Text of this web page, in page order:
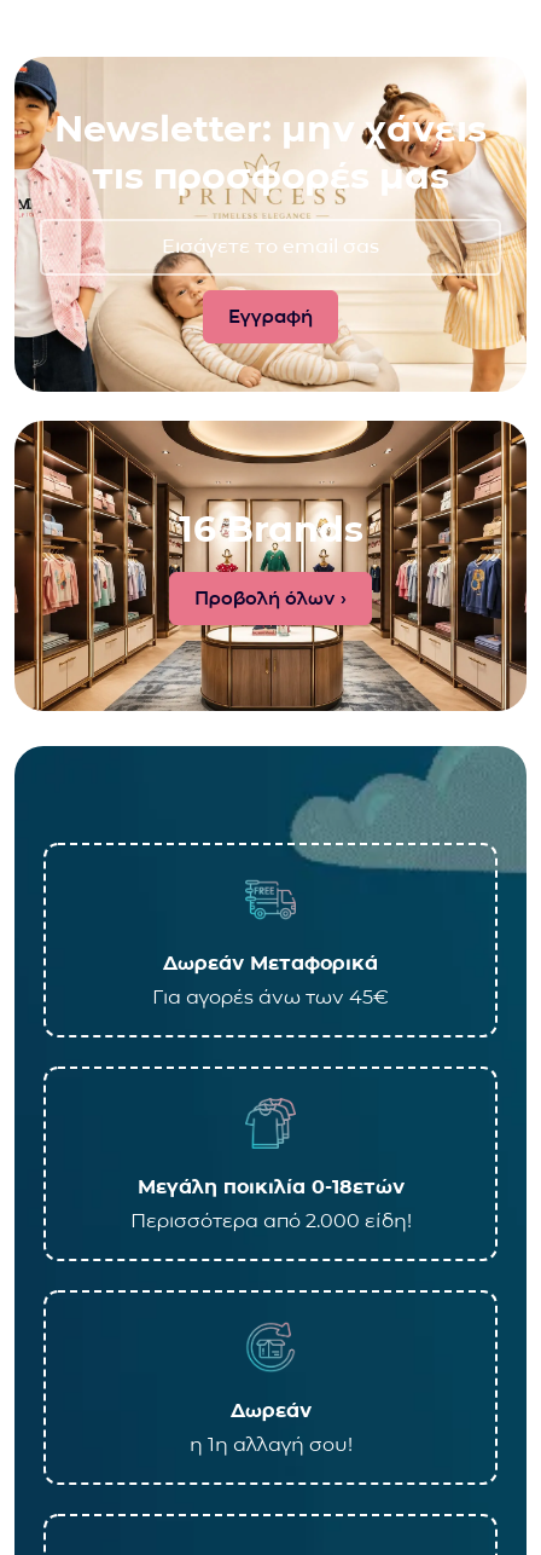
Newsletter: μην χάνεις
τις προσφορές μας
16 Brands
Προβολή όλων ›
Δωρεάν Μεταφορικά
Για αγορές άνω των 45€
Μεγάλη ποικιλία 0-18ετών
Περισσότερα από 2.000 είδη!
Δωρεάν
η 1η αλλαγή σου!